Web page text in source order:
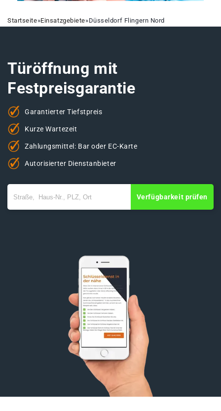
Startseite»Einsatzgebiete»Düsseldorf Flingern Nord
Türöffnung mit
Festpreisgarantie
Garantierter Tiefstpreis
Kurze Wartezeit
Zahlungsmittel: Bar oder EC-Karte
Autorisierter Dienstanbieter
Verfügbarkeit prüfen